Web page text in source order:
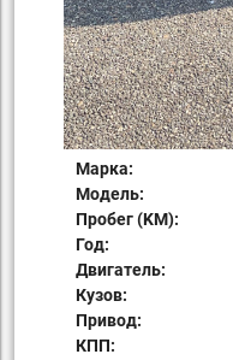
Марка:
Модель:
Пробег (KM):
Год:
Двигатель:
Кузов:
Привод:
КПП: